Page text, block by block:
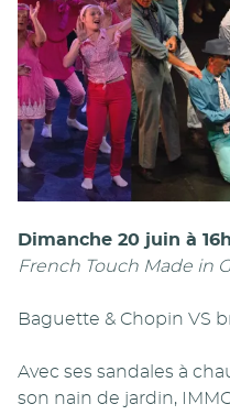
Dimanche 20 juin à
French Touch Made in
Baguette & Chopin VS
Avec ses sandales à
son nain de jardin,